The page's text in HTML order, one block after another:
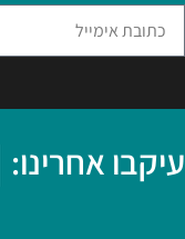
עיקבו אחרינו: